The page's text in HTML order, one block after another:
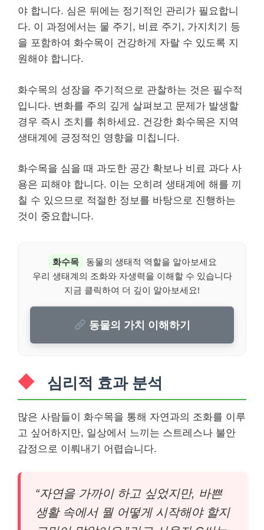
야 합니다. 심은 뒤에는 정기적인 관리가 필요합니
다. 이 과정에서는 물 주기, 비료 주기, 가지치기 등
을 포함하여 화수목이 건강하게 자랄 수 있도록 지
원해야 합니다.
화수목의 성장을 주기적으로 관찰하는 것은 필수적
입니다. 변화를 주의 깊게 살펴보고 문제가 발생할
경우 즉시 조치를 취하세요. 건강한 화수목은 지역
생태계에 긍정적인 영향을 미칩니다.
화수목을 심을 때 과도한 공간 확보나 비료 과다 사
용은 피해야 합니다. 이는 오히려 생태계에 해를 끼
칠 수 있으므로 적절한 정보를 바탕으로 진행하는
것이 중요합니다.
화수목
동물의 생태적 역할을 알아보세요
우리 생태계의 조화와 자생력을 이해할 수 있습니다
지금 클릭하여 더 깊이 알아보세요!
동물의 가치 이해하기
심리적 효과 분석
많은 사람들이 화수목을 통해 자연과의 조화를 이루
고 싶어하지만, 일상에서 느끼는 스트레스나 불안
감정으로 이뤄내기 어렵습니다.
“자연을 가까이 하고 싶었지만, 바쁜
생활 속에서 뭘 어떻게 시작해야 할지